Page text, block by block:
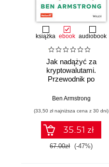
książka ebook audiobook
Jak nadążyć za
kryptowalutami.
Przewodnik po
cyfrowej ekonomii
Ben Armstrong
(33,50 zł najniższa cena z 30 dni)
35.51 zł
67.00zł (-47%)